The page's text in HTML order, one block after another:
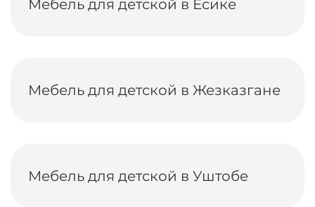
Мебель для детской в Есике
Мебель для детской в Жезказгане
Мебель для детской в Уштобе